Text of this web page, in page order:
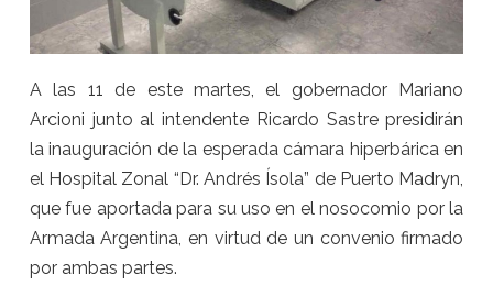
A las 11 de este martes, el gobernador Mariano
Arcioni junto al intendente Ricardo Sastre presidirán
la inauguración de la esperada cámara hiperbárica en
el Hospital Zonal “Dr. Andrés Ísola” de Puerto Madryn,
que fue aportada para su uso en el nosocomio por la
Armada Argentina, en virtud de un convenio firmado
por ambas partes.